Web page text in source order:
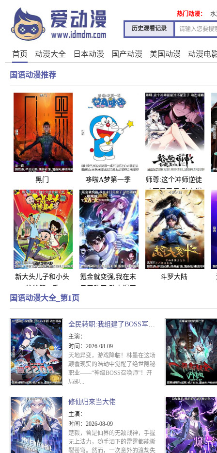
历史观看记录
热门动漫：
首页 动漫大全 日本动漫 国产动漫 美国动漫 动漫电
国语动漫推荐
黑门 哆啦A梦第一季
师尊:这个冲师逆徒
才不是圣子 动态漫
画
新大头儿子和小头
氪金就变强,我在末
斗罗大陆
国语动漫大全_第1页
全民转职:我组建了BOSS军团 动态漫画
主演：
时间： 2026-08-09
天地异变，游戏降临！林墨在这场
颠覆现实的浩劫中觉醒了绝世隐秘
职业——“神级BOSS召唤师”！开
局即....
修仙归来当大佬
主演：
时间： 2026-08-09
楚毅，曾是仙界的无敌战神，手握
无上法力，随手洒下的雷霆都能撕
裂苍穹。然而，一次意外的渡劫失